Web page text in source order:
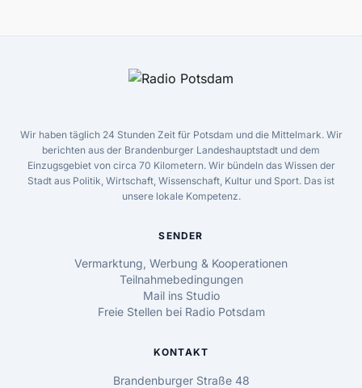
Wir haben täglich 24 Stunden Zeit für Potsdam und die Mittelmark. Wir
berichten aus der Brandenburger Landeshauptstadt und dem
Einzugsgebiet von circa 70 Kilometern. Wir bündeln das Wissen der
Stadt aus Politik, Wirtschaft, Wissenschaft, Kultur und Sport. Das ist
unsere lokale Kompetenz.
SENDER
Vermarktung, Werbung & Kooperationen
Teilnahmebedingungen
Mail ins Studio
Freie Stellen bei Radio Potsdam
KONTAKT
Brandenburger Straße 48